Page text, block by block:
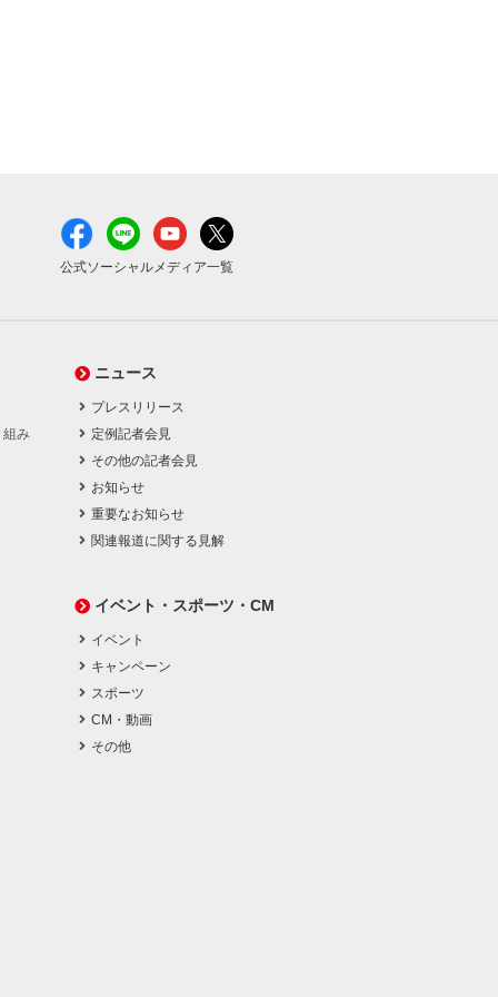
公式ソーシャルメディア一覧
組み
ニュース
プレスリリース
定例記者会見
その他の記者会見
お知らせ
重要なお知らせ
関連報道に関する見解
イベント・スポーツ・CM
イベント
キャンペーン
スポーツ
CM・動画
その他